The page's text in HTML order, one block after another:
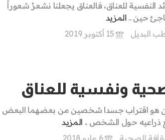
النفسية للعناق، فالعناق يجعلنا نشعرُ شعوراً
حين .. المزيد
البديل 15 أكتوبر 2019
هو اقتراب جسدا شخصين من بعضهما البعض
حول الشخص .. المزيد
الصحية 6 مايو 2018